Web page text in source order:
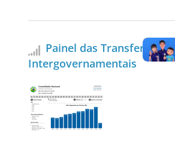
Painel das Transferências
Intergovernamentais